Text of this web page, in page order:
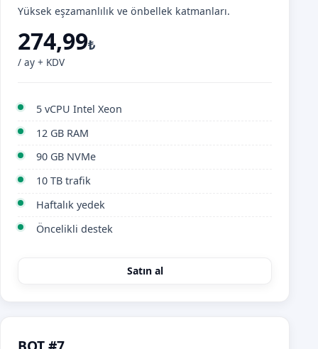
Yüksek eşzamanlılık ve önbellek katmanları.
274,99₺
/ ay + KDV
5 vCPU Intel Xeon
12 GB RAM
90 GB NVMe
10 TB trafik
Haftalık yedek
Öncelikli destek
Satın al